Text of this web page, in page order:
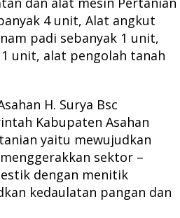
4 unit, Alat angkut
padi sebanyak 1 unit,
unit, alat pengolah tanah
H. Surya Bsc
Kabupaten Asahan
yaitu mewujudkan
sektor –
dengan menitik
kedaulatan pangan dan